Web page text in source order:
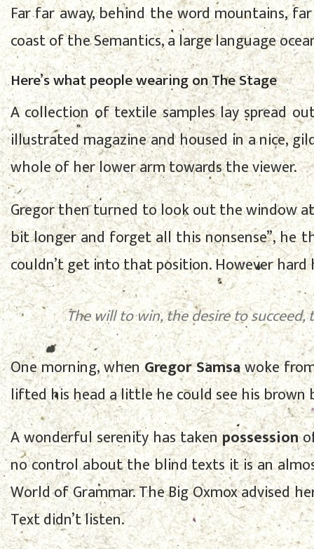
Far far away, behind the word mountains,
coast of the Semantics, a large language
Here’s what people wearing on The Stage
A collection of textile samples lay spread
illustrated magazine and housed in a nice,
whole of her lower arm towards the viewer.
Gregor then turned to look out the window
bit longer and forget all this nonsense”, he
couldn’t get into that position. However
The will to win, the desire to
One morning, whenGregor Samsawoke
lifted his head a little he could see his
A wonderful serenity has takenpossession
no control about the blind texts it is an
World of Grammar. The Big Oxmox advised
Text didn’t listen.